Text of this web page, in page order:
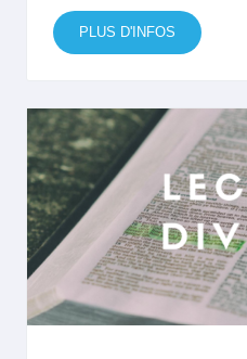
PLUS D'INFOS